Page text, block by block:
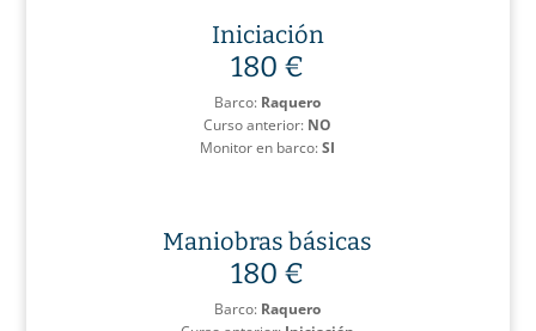
Iniciación
180 €
Barco: Raquero
Curso anterior: NO
Monitor en barco:SI
Maniobras básicas
180 €
Barco: Raquero